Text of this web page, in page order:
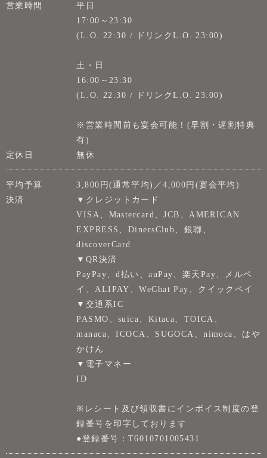
営業時間
平日
17:00～23:30
(L.O. 22:30 / ドリンクL.O. 23:00)
土・日
16:00～23:30
(L.O. 22:30 / ドリンクL.O. 23:00)
※営業時間前も宴会可能！(早割・遅割特典
有)
定休日
無休
平均予算
3,800円(通常平均)／4,000円(宴会平均)
決済
▼クレジットカード
VISA、Mastercard、JCB、AMERICAN
EXPRESS、DinersClub、銀聯、
discoverCard
▼QR決済
PayPay、d払い、auPay、楽天Pay、メルペ
イ、ALIPAY、WeChat Pay、クイックペイ
▼交通系IC
PASMO、suica、Kitaca、TOICA、
manaca、ICOCA、SUGOCA、nimoca、はや
かけん
▼電子マネー
ID
※レシート及び領収書にインボイス制度の登
録番号を印字しております
●登録番号：T6010701005431